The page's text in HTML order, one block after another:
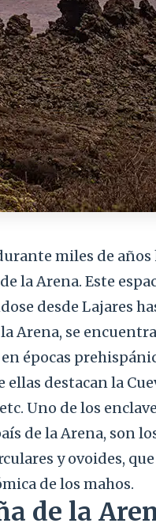
miles de años
la Arena. Este
desde Lajares
Arena, se
épocas
destacan la
Uno de los
de la Arena, son
y ovoides,
de los mahos.
de la